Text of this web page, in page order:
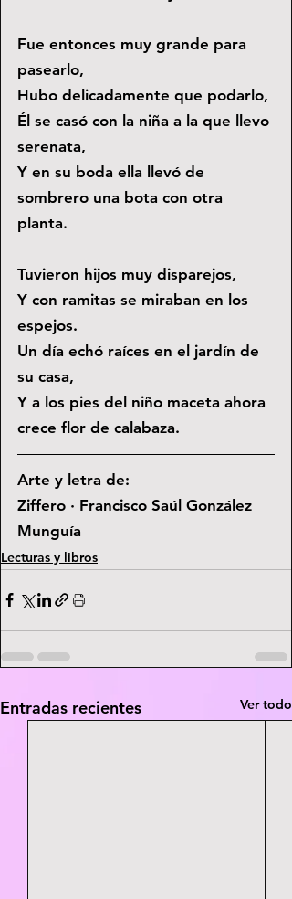
Fue entonces muy grande para
pasearlo,
Hubo delicadamente que podarlo,
Él se casó con la niña a la que llevo
serenata,
Y en su boda ella llevó de
sombrero una bota con otra
planta.
Tuvieron hijos muy disparejos,
Y con ramitas se miraban en los
espejos.
Un día echó raíces en el jardín de
su casa,
Y a los pies del niño maceta ahora
crece flor de calabaza.
Arte y letra de:
Ziffero · Francisco Saúl González
Munguía
Lecturas y libros
Entradas recientes Ver todo